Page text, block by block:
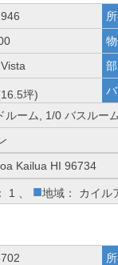
坪)
ルーム, 1/0 バスルー
Kailua HI 96734
1 、 ■地域： カイル